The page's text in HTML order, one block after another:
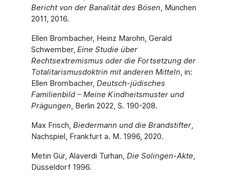
Bericht von der Banalität des Bösen, München
2011, 2016.
Ellen Brombacher, Heinz Marohn, Gerald
Schwember, Eine Studie über
Rechtsextremismus oder die Fortsetzung der
Totalitarismusdoktrin mit anderen Mitteln, in:
Ellen Brombacher, Deutsch-jüdisches
Familienbild – Meine Kindheitsmuster und
Prägungen, Berlin 2022, S. 190-208.
Max Frisch, Biedermann und die Brandstifter,
Nachspiel, Frankfurt a. M. 1996, 2020.
Metin Gür, Alaverdi Turhan, Die Solingen-Akte,
Düsseldorf 1996.